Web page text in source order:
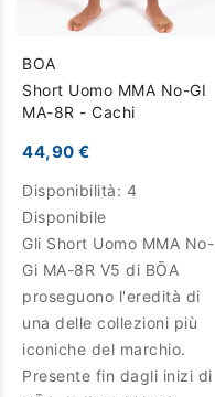
BOA
Short Uomo MMA No-GI
MA-8R - Cachi
44,90 €
Disponibilità: 4
Disponibile
Gli Short Uomo MMA No-
Gi MA-8R V5 di BŌA
proseguono l'eredità di
una delle collezioni più
iconiche del marchio.
Presente fin dagli inizi di